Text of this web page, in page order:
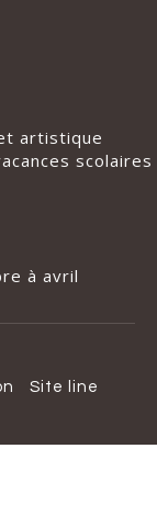
artistique
scolaires
à avril
Site line